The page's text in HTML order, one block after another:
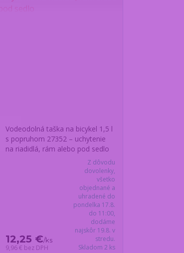
Vodeodolná taška na bicykel 1,5 l
s popruhom 27352 – uchytenie
na riadidlá, rám alebo pod sedlo
12,25 €/ks
9,96 € bez DPH
Z dôvodu
dovolenky,
všetko
objednané a
uhradené do
pondelka 17.8.
do 11:00,
dodáme
najskôr 19.8. v
stredu.
Skladom 2 ks